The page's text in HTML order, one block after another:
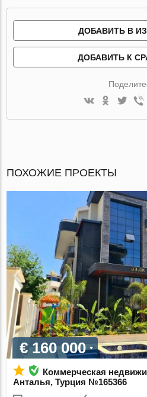
ДОБАВИТЬ В
ДОБАВИТЬ К
ПОХОЖИЕ ПРОЕКТЫ
€ 160 000
Коммерческая
Анталья, Турция №165366